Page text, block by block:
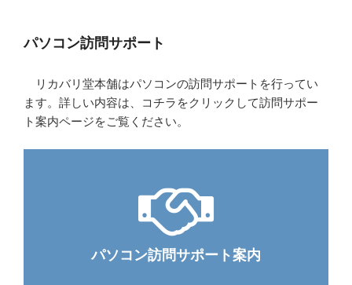
パソコン訪問サポート
リカバリ堂本舗はパソコンの訪問サポートを行ってい
ます。詳しい内容は、コチラをクリックして訪問サポー
ト案内ページをご覧ください。
パソコン訪問サポート案内